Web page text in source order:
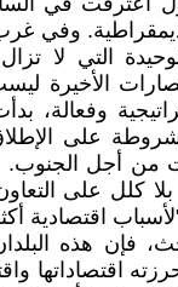
وفي
التي لا
الأخيرة
وفعالة،
على
كلل على
اقتصادية
فإن هذه
اقتصاداتها